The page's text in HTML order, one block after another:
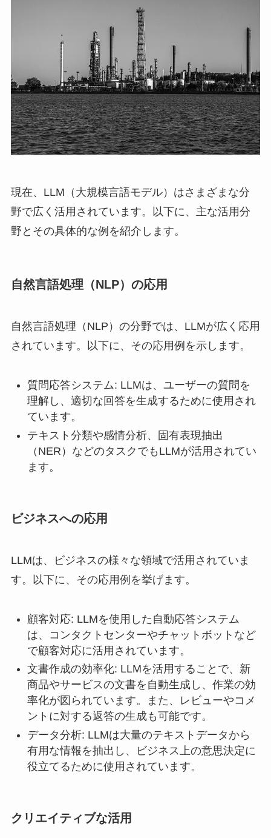
現在、LLM（大規模言語モデル）はさまざまな分
野で広く活用されています。以下に、主な活用分
野とその具体的な例を紹介します。
自然言語処理（NLP）の応用
自然言語処理（NLP）の分野では、LLMが広く応用
されています。以下に、その応用例を示します。
質問応答システム: LLMは、ユーザーの質問を
理解し、適切な回答を生成するために使用され
ています。
テキスト分類や感情分析、固有表現抽出
（NER）などのタスクでもLLMが活用されてい
ます。
ビジネスへの応用
LLMは、ビジネスの様々な領域で活用されていま
す。以下に、その応用例を挙げます。
顧客対応: LLMを使用した自動応答システム
は、コンタクトセンターやチャットボットなど
で顧客対応に活用されています。
文書作成の効率化: LLMを活用することで、新
商品やサービスの文書を自動生成し、作業の効
率化が図られています。また、レビューやコメ
ントに対する返答の生成も可能です。
データ分析: LLMは大量のテキストデータから
有用な情報を抽出し、ビジネス上の意思決定に
役立てるために使用されています。
クリエイティブな活用